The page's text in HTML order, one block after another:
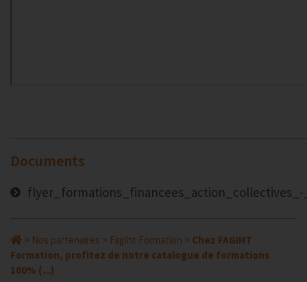
Documents
> Nos partenaires > Fagiht Formation > Chez FAGIHT
Formation, profitez de notre catalogue de formations
100% (...)